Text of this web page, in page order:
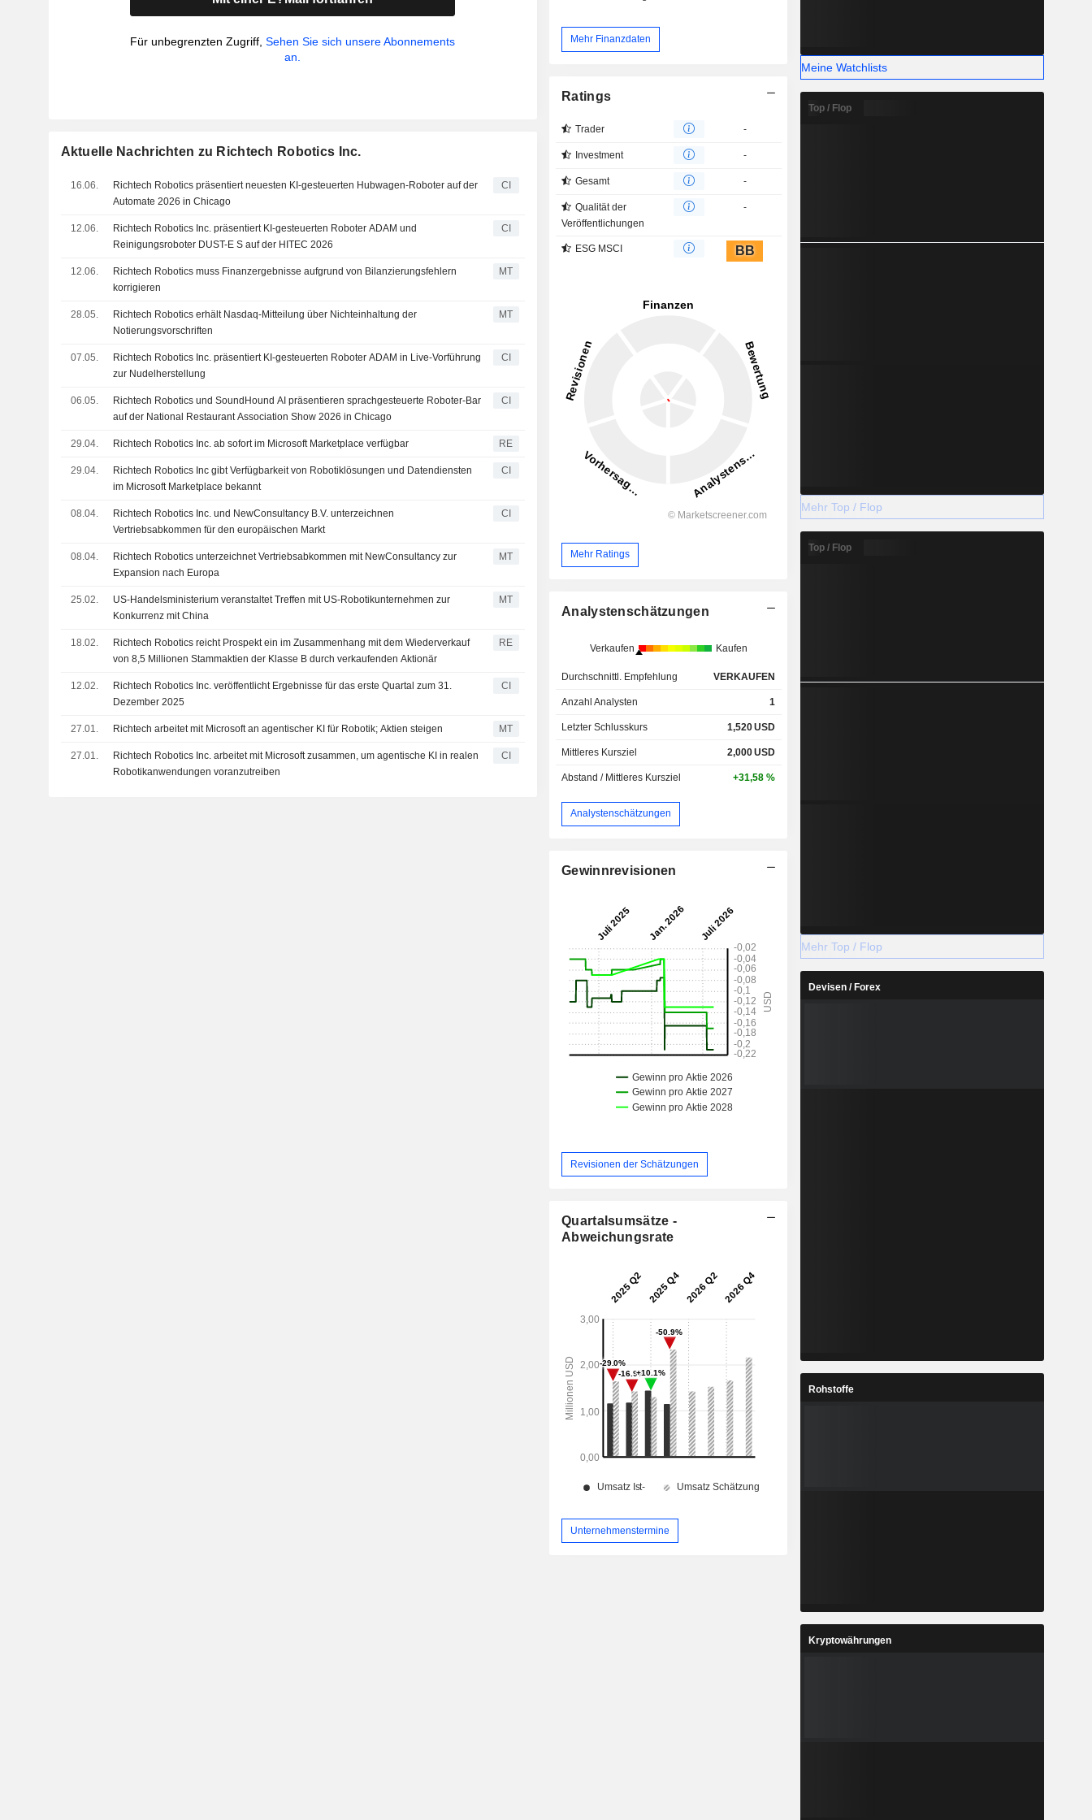
Für unbegrenzten Zugriff,Sehen Sie sich unsere Abonnements
an.
Aktuelle Nachrichten zu Richtech Robotics Inc.
16.06.
Richtech Robotics präsentiert neuesten KI-gesteuerten Hubwagen-Roboter auf der
Automate 2026 in Chicago
CI
12.06.
Richtech Robotics Inc. präsentiert KI-gesteuerten Roboter ADAM und
Reinigungsroboter DUST-E S auf der HITEC 2026
CI
12.06.
Richtech Robotics muss Finanzergebnisse aufgrund von Bilanzierungsfehlern
korrigieren
MT
28.05.
Richtech Robotics erhält Nasdaq-Mitteilung über Nichteinhaltung der
Notierungsvorschriften
MT
07.05.
Richtech Robotics Inc. präsentiert KI-gesteuerten Roboter ADAM in Live-Vorführung
zur Nudelherstellung
CI
06.05.
Richtech Robotics und SoundHound AI präsentieren sprachgesteuerte Roboter-Bar
auf der National Restaurant Association Show 2026 in Chicago
CI
29.04. Richtech Robotics Inc. ab sofort im Microsoft Marketplace verfügbar RE
29.04.
Richtech Robotics Inc gibt Verfügbarkeit von Robotiklösungen und Datendiensten
im Microsoft Marketplace bekannt
CI
08.04.
Richtech Robotics Inc. und NewConsultancy B.V. unterzeichnen
Vertriebsabkommen für den europäischen Markt
CI
08.04.
Richtech Robotics unterzeichnet Vertriebsabkommen mit NewConsultancy zur
Expansion nach Europa
MT
25.02.
US-Handelsministerium veranstaltet Treffen mit US-Robotikunternehmen zur
Konkurrenz mit China
MT
18.02.
Richtech Robotics reicht Prospekt ein im Zusammenhang mit dem Wiederverkauf
von 8,5 Millionen Stammaktien der Klasse B durch verkaufenden Aktionär
RE
12.02.
Richtech Robotics Inc. veröffentlicht Ergebnisse für das erste Quartal zum 31.
Dezember 2025
CI
27.01. Richtech arbeitet mit Microsoft an agentischer KI für Robotik; Aktien steigen MT
27.01.
Richtech Robotics Inc. arbeitet mit Microsoft zusammen, um agentische KI in realen
Robotikanwendungen voranzutreiben
CI
Mehr Finanzdaten
Ratings
Trader -
Investment -
Gesamt -
Qualität der
Veröffentlichungen
-
ESG MSCI BB
Mehr Ratings
Analystenschätzungen
Verkaufen Kaufen
Durchschnittl. Empfehlung VERKAUFEN
Anzahl Analysten 1
Letzter Schlusskurs 1,520USD
Mittleres Kursziel 2,000USD
Abstand / Mittleres Kursziel +31,58 %
Analystenschätzungen
Gewinnrevisionen
Revisionen der Schätzungen
Quartalsumsätze -
Abweichungsrate
Unternehmenstermine
Meine Watchlists
Top / Flop
Mehr Top / Flop
Top / Flop
Mehr Top / Flop
Devisen / Forex
Rohstoffe
Kryptowährungen